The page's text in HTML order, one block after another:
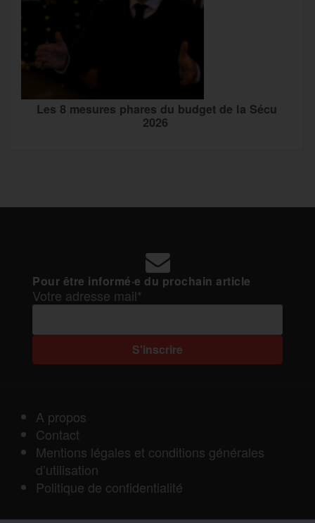
Les 8 mesures phares du budget de la Sécu
2026
Pour être informé·e du prochain article
Votre adresse mail*
A propos
Contact
Mentions légales et conditions générales
d’utilisation
Politique de confidentialité